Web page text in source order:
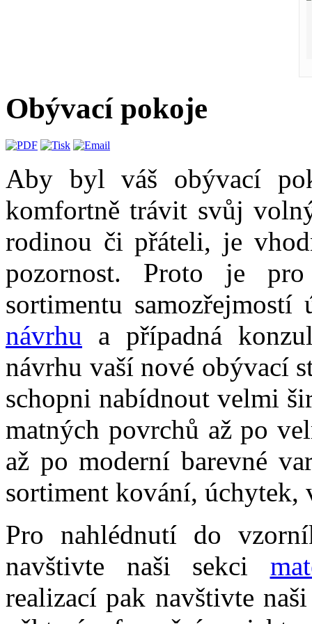
Obývací pokoje
Aby byl váš obývací
komfortně trávit svůj
rodinou či přáteli, je
pozornost. Proto je
sortimentu
návrhu a případná
návrhu vaší nové obývací
schopni nabídnout velmi
matných povrchů až po
až po moderní barevné
sortiment kování, úchytek,
Pro nahlédnutí do
navštivte naši sekci
realizací pak navštivte